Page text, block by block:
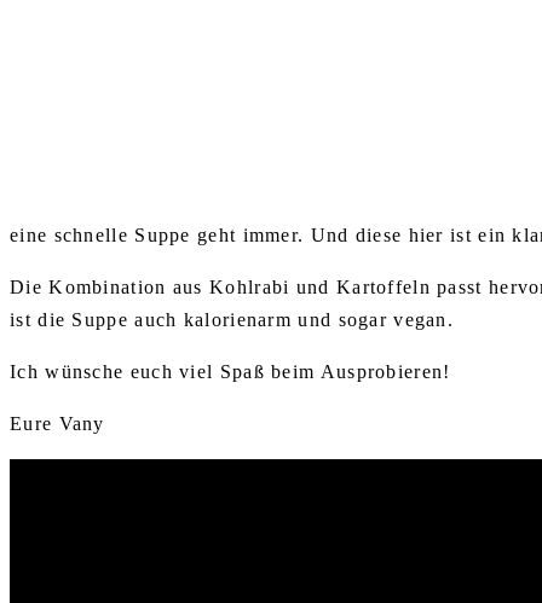
eine schnelle Suppe geht immer. Und diese hier ist ein
Die Kombination aus Kohlrabi und Kartoffeln passt
ist die Suppe auch kalorienarm und sogar vegan.
Ich wünsche euch viel Spaß beim Ausprobieren!
Eure Vany